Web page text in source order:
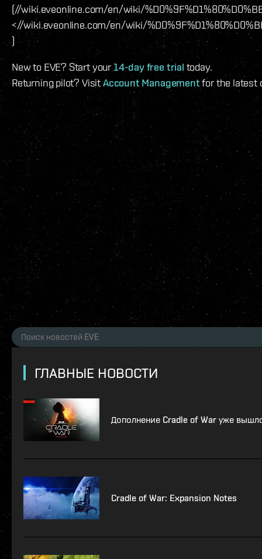
(//wiki.eveonline.com/en/wiki/
<//wiki.eveonline.com/en/wiki/
)
New to EVE? Start your14-day free trial today.
Returning pilot? VisitAccount Managementfor the latest
ГЛАВНЫЕ НОВОСТИ
Дополнение Cradle of War уже
Cradle of War: Expansion Notes